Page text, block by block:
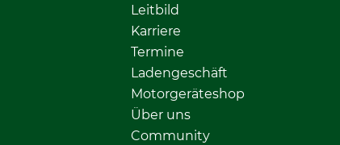
Leitbild
Karriere
Termine
Ladengeschäft
Motorgeräteshop
Über uns
Community